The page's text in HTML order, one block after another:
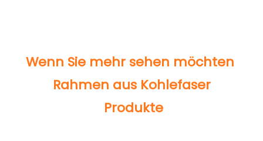
Rahmen aus Kohlefaser
Produkte